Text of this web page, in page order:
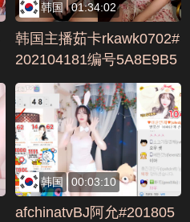
韩国 01:34:02
韩国主播茹卡rkawk0702#
202104181编号5A8E9B5
C
韩国 00:03:10
afchinatvBJ阿允#201805